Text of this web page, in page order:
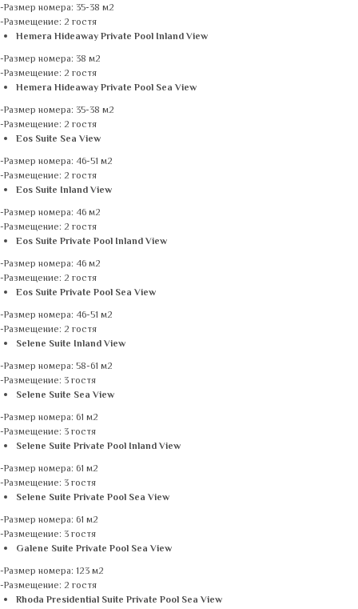
-Размер номера: 35-38 м2
-Размещение: 2 гостя
Hemera Hideaway Private Pool Inland View
-Размер номера: 38 м2
-Размещение: 2 гостя
Hemera Hideaway Private Pool Sea View
-Размер номера: 35-38 м2
-Размещение: 2 гостя
Eos Suite Sea View
-Размер номера: 46-51 м2
-Размещение: 2 гостя
Eos Suite Inland View
-Размер номера: 46 м2
-Размещение: 2 гостя
Eos Suite Private Pool Inland View
-Размер номера: 46 м2
-Размещение: 2 гостя
Eos Suite Private Pool Sea View
-Размер номера: 46-51 м2
-Размещение: 2 гостя
Selene Suite Inland View
-Размер номера: 58-61 м2
-Размещение: 3 гостя
Selene Suite Sea View
-Размер номера: 61 м2
-Размещение: 3 гостя
Selene Suite Private Pool Inland View
-Размер номера: 61 м2
-Размещение: 3 гостя
Selene Suite Private Pool Sea View
-Размер номера: 61 м2
-Размещение: 3 гостя
Galene Suite Private Pool Sea View
-Размер номера: 123 м2
-Размещение: 2 гостя
Rhoda Presidential Suite Private Pool Sea View